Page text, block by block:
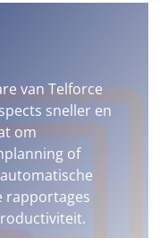
van Telforce
sneller en
om
of
rapportages